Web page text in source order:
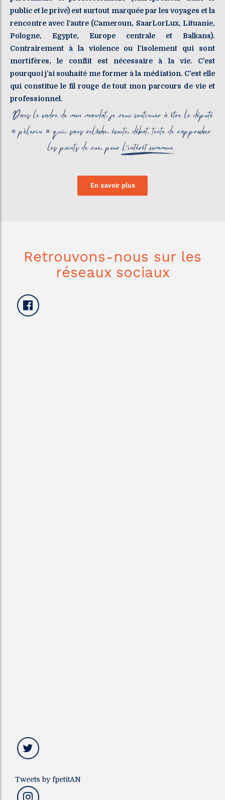
public et le privé) est surtout marquée par les voyages et la
rencontre avec l’autre (Cameroun, SaarLorLux, Lituanie,
Pologne, Egypte, Europe centrale et Balkans).
Contrairement à la violence ou l’isolement qui sont
mortifères, le conflit est nécessaire à la vie. C’est
pourquoi j’ai souhaité me former à la médiation. C’est elle
qui constitue le fil rouge de tout mon parcours de vie et
professionnel.
En savoir plus
Retrouvons-nous sur les
réseaux sociaux
Tweets by fpetitAN